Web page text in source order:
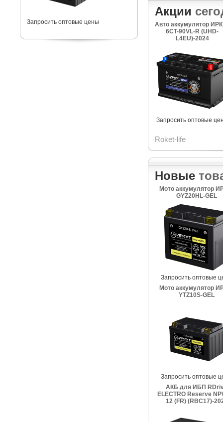
Запросить оптовые цены
Акции
Авто аккумулятор
6CT-90VL-R (UHD-
L4EU)-2024
Запросить оптовые
Roket-life
Новые
Мото аккумулятор
GYZ20HL-GEL
Запросить оптовые
Мото аккумулятор
YTZ10S-GEL
Запросить оптовые
АКБ для ИБП
ELECTRO Reserve
12 (FR) (RBC17)-